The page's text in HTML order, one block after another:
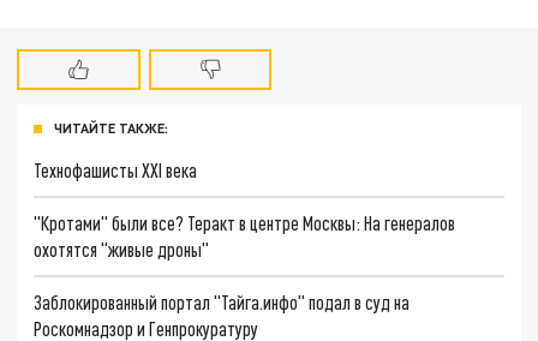
ЧИТАЙТЕ ТАКЖЕ:
Технофашисты XXI века
"Кротами" были все? Теракт в центре Москвы: На генералов
охотятся "живые дроны"
Заблокированный портал "Тайга.инфо" подал в суд на
Роскомнадзор и Генпрокуратуру